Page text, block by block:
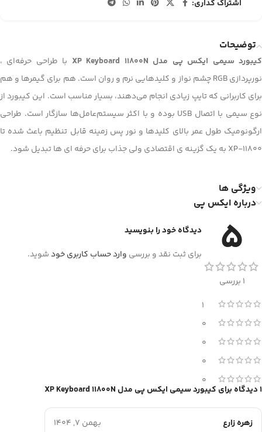
اشتراک گذاری:
توضیحات
کیبورد سیمی ایکس پی مدل XP Keyboard 11800N
با طراحی حرفه‌ای ،
نورپردازی RGB چشم نواز و کلیدهایی نرم و روان است. هم برای گیمرها و هم
برای کاربرانی که تایپ زیادی انجام می‌دهند، بسیار مناسب است. این کیبورد از
نوع سیمی با اتصال USB بوده و با اکثر سیستم‌عامل‌ها سازگار است. طراحی
ارگونومیک طول عمر بالای کلیدها و نور پس زمینه قابل تنظیم باعث شده تا
XP-11800 به یک گزینه ی اقتصادی ولی جذاب برای حرفه ای ها تبدیل شود.
ویژگی ها
درباره ایکس پی
5
1 بررسی
1
0
0
0
0
1 دیدگاه برای کیبورد سیمی ایکس پی مدل XP Keyboard 11800N
زهره زارع بهمن 7, 1404
دیدگاه خود را بنویسید
برای ثبت نقد و بررسی وارد حساب کاربری خودشوید.